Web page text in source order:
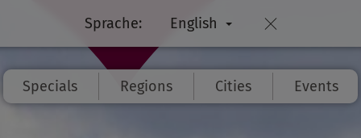
Sprache: English
Specials Regions Cities Events